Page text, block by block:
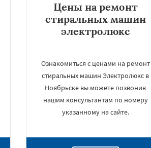
Цены на ремонт
стиральных машин
электролюкс
Ознакомиться с ценами на ремонт
стиральных машин Электролюкс в
Ноябрьске вы можете позвонив
нашим консультантам по номеру
указанному на сайте.
×